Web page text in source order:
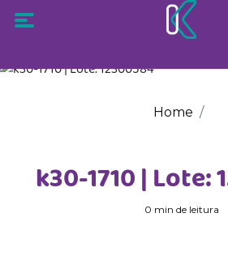
Home
k30-1710 | Lote:
0 min de leitura